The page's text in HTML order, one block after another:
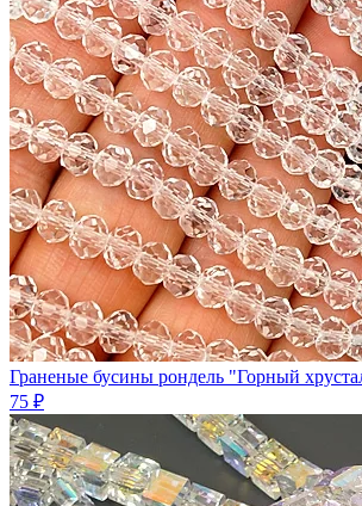
Граненые бусины рондель "Горный
75 ₽